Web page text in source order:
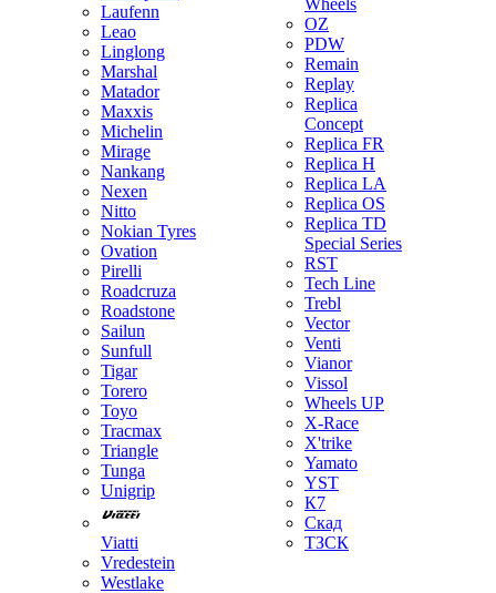
Laufenn
Leao
Linglong
Marshal
Matador
Maxxis
Michelin
Mirage
Nankang
Nexen
Nitto
Nokian Tyres
Ovation
Pirelli
Roadcruza
Roadstone
Sailun
Sunfull
Tigar
Torero
Toyo
Tracmax
Triangle
Tunga
Unigrip
Viatti
Vredestein
Westlake
Wheels
OZ
PDW
Remain
Replay
Replica
Concept
Replica FR
Replica H
Replica LA
Replica OS
Replica TD
Special Series
RST
Tech Line
Trebl
Vector
Venti
Vianor
Vissol
Wheels UP
X-Race
X'trike
Yamato
YST
К7
Скад
ТЗСК